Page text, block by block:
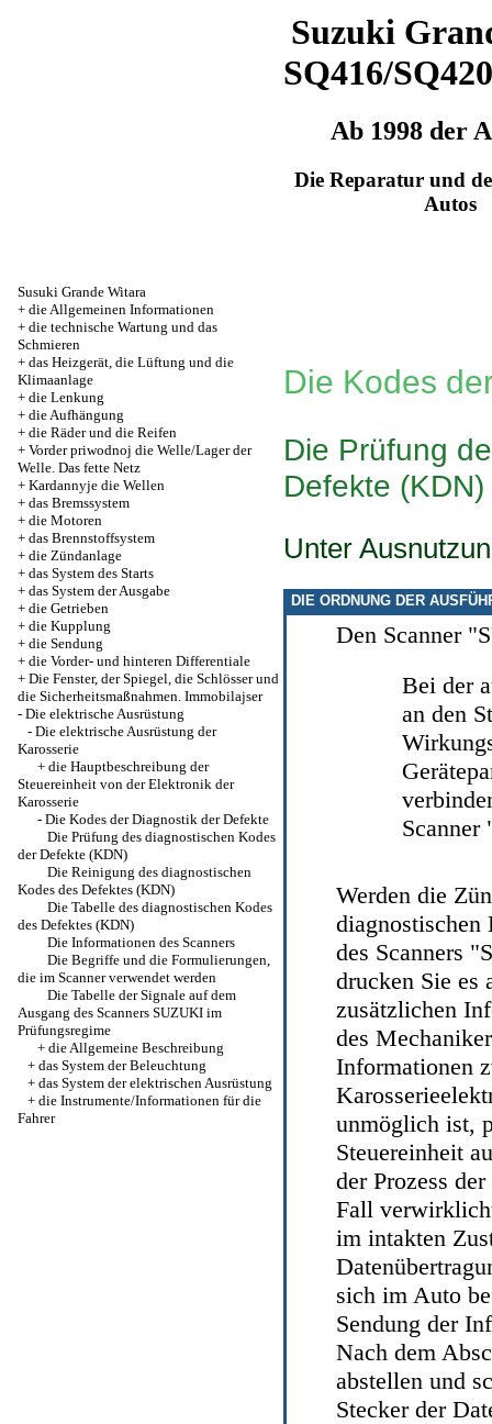
Suzuki
SQ416/
Ab 1998 der
Die Reparatur und
Autos
Susuki Grande Witara
+ die Allgemeinen Informationen
+ die technische Wartung und das
Schmieren
+ das Heizgerät, die Lüftung und die
Klimaanlage
+ die Lenkung
+ die Aufhängung
+ die Räder und die Reifen
+ Vorder priwodnoj die Welle/Lager der
Welle. Das fette Netz
+ Kardannyje die Wellen
+ das Bremssystem
+ die Motoren
+ das Brennstoffsystem
+ die Zündanlage
+ das System des Starts
+ das System der Ausgabe
+ die Getrieben
+ die Kupplung
+ die Sendung
+ die Vorder- und hinteren Differentiale
+ Die Fenster, der Spiegel, die Schlösser und
die Sicherheitsmaßnahmen. Immobilajser
- Die elektrische Ausrüstung
- Die elektrische Ausrüstung der
Karosserie
+ die Hauptbeschreibung der
Steuereinheit von der Elektronik der
Karosserie
- Die Kodes der Diagnostik der Defekte
Die Prüfung des diagnostischen Kodes
der Defekte (KDN)
Die Reinigung des diagnostischen
Kodes des Defektes (KDN)
Die Tabelle des diagnostischen Kodes
des Defektes (KDN)
Die Informationen des Scanners
Die Begriffe und die Formulierungen,
die im Scanner verwendet werden
Die Tabelle der Signale auf dem
Ausgang des Scanners SUZUKI im
Prüfungsregime
+ die Allgemeine Beschreibung
+ das System der Beleuchtung
+ das System der elektrischen Ausrüstung
+ die Instrumente/Informationen für die
Fahrer
Die Kodes
Die Prüfung
Defekte (KDN)
Unter
DIE ORDNUNG DER
Den Scanner
Bei der
an den
Werden die
diagnostischen
des Scanners
drucken Sie es
zusätzlichen
des
Informationen
unmöglich ist,
Steuereinheit
der Prozess
Fall
im intakten
sich im Auto
Sendung der
Nach dem
abstellen und
Stecker der